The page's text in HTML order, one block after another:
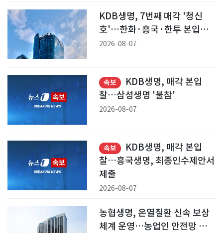
KDB생명, 7번째 매각 '청신
호'…한화·흥국·한투 본입찰
참여(상보)
2026-08-07
속보
KDB생명, 매각 본입
찰…삼성생명 '불참'
2026-08-07
속보
KDB생명, 매각 본입
찰…흥국생명, 최종인수제안서
제출
2026-08-07
농협생명, 온열질환 신속 보상
체계 운영…농업인 안전망 강